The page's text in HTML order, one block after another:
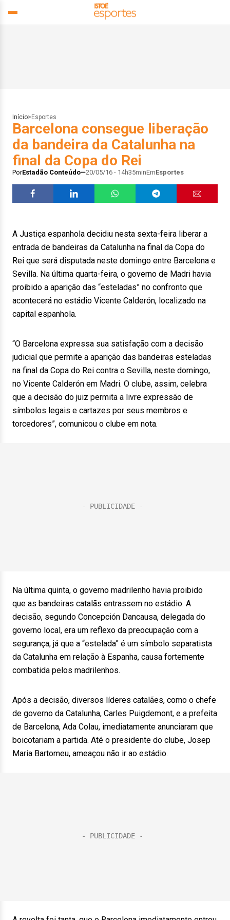
Início> Esportes
Barcelona consegue liberação
da bandeira da Catalunha na
final da Copa do Rei
PorEstadão Conteúdo 20/05/16 - 14h35minEmEsportes
A Justiça espanhola decidiu nesta sexta-feira liberar a
entrada de bandeiras da Catalunha na final da Copa do
Rei que será disputada neste domingo entre Barcelona e
Sevilla. Na última quarta-feira, o governo de Madri havia
proibido a aparição das “esteladas” no confronto que
acontecerá no estádio Vicente Calderón, localizado na
capital espanhola.
“O Barcelona expressa sua satisfação com a decisão
judicial que permite a aparição das bandeiras esteladas
na final da Copa do Rei contra o Sevilla, neste domingo,
no Vicente Calderón em Madri. O clube, assim, celebra
que a decisão do juiz permita a livre expressão de
símbolos legais e cartazes por seus membros e
torcedores”, comunicou o clube em nota.
Na última quinta, o governo madrilenho havia proibido
que as bandeiras catalãs entrassem no estádio. A
decisão, segundo Concepción Dancausa, delegada do
governo local, era um reflexo da preocupação com a
segurança, já que a “estelada” é um símbolo separatista
da Catalunha em relação à Espanha, causa fortemente
combatida pelos madrilenhos.
Após a decisão, diversos líderes catalães, como o chefe
de governo da Catalunha, Carles Puigdemont, e a prefeita
de Barcelona, Ada Colau, imediatamente anunciaram que
boicotariam a partida. Até o presidente do clube, Josep
Maria Bartomeu, ameaçou não ir ao estádio.